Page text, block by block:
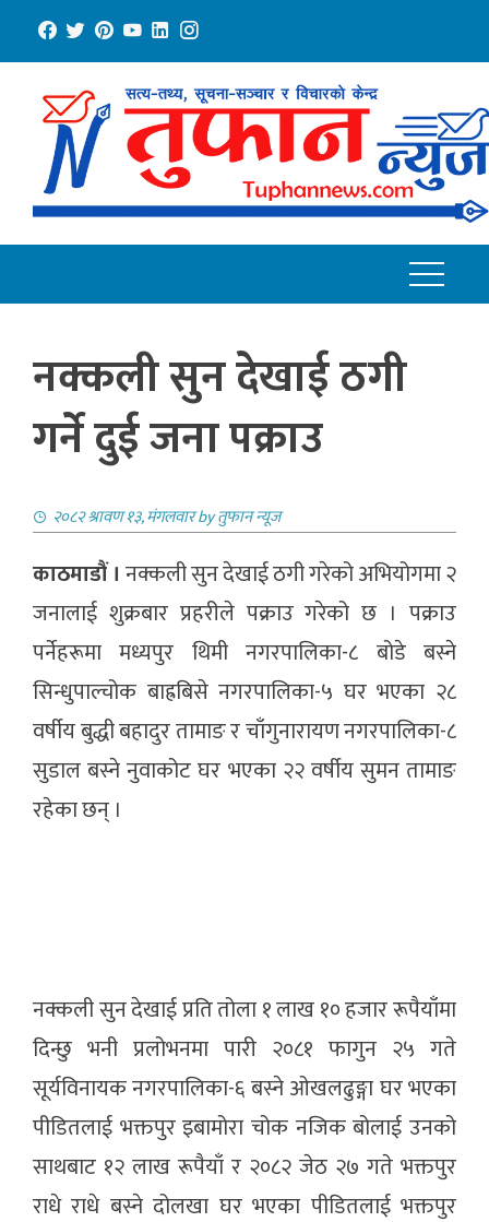
content
नक्कली सुन देखाई ठगी
गर्ने दुई जना पक्राउ
२०८२ श्रावण १३, मंगलवारbyतुफान न्यूज
काठमाडौं । नक्कली सुन देखाई ठगी गरेको अभियोगमा २
जनालाई शुक्रबार प्रहरीले पक्राउ गरेको छ । पक्राउ
पर्नेहरूमा मध्यपुर थिमी नगरपालिका-८ बोडे बस्ने
सिन्धुपाल्चोक बाह्रबिसे नगरपालिका-५ घर भएका २८
वर्षीय बुद्धी बहादुर तामाङ र चाँगुनारायण नगरपालिका-८
सुडाल बस्ने नुवाकोट घर भएका २२ वर्षीय सुमन तामाङ
रहेका छन् ।
नक्कली सुन देखाई प्रति तोला १ लाख १० हजार रूपैयाँमा
दिन्छु भनी प्रलोभनमा पारी २०८१ फागुन २५ गते
सूर्यविनायक नगरपालिका-६ बस्ने ओखलढुङ्गा घर भएका
पीडितलाई भक्तपुर इबामोरा चोक नजिक बोलाई उनको
साथबाट १२ लाख रूपैयाँ र २०८२ जेठ २७ गते भक्तपुर
राधे राधे बस्ने दोलखा घर भएका पीडितलाई भक्तपुर